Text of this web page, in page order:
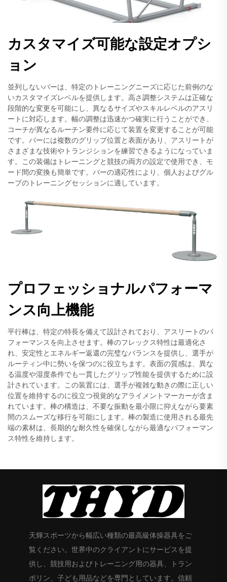
カスタマイズ可能な設定オプシ
ョン
並列しないバーは、特定のトレーニングニーズに応じた前例のな
いカスタマイズレベルを提供します。高さ調整システムは正確な
段階的な変更を可能にし、異なるサイズやスキルレベルのアスリ
ートに対応します。幅の調整は迅速かつ確実に行うことができ、
コーチが異なるルーチン要件に応じて装置を変更することが可能
です。バーには複数のグリップ位置と表面があり、アスリートが
さまざまな技術やトランジションを練習できるようになっていま
す。この装備はトレーニングと競技の両方の設定で使用でき、モ
ード間の変換も簡単です。バーの適応性により、個人およびグル
ープのトレーニングセッションに適しています。
プロフェッショナルパフォーマ
ンス向上機能
平行棒は、特定の特長を備えて設計されており、アスリートのパ
フォーマンスを向上させます。棒のフレックス特性は最適化さ
れ、安定性とエネルギー返還の完璧なバランスを提供し、選手が
ルーティン中に勢いを保つのに役立ちます。表面の質感は、異な
る温度や湿度条件でも一貫したグリップ性能を提供するために設
計されています。この装置には、選手が複雑な動きの際に正しい
位置を維持するのに役立つ視覚的なアライメントマーカーが含ま
れています。棒の構造は、不要な振動を最小限に抑えながら要素
間のスムーズな移行を可能にします。棒の製造に使用される最先
端の素材は、長期的な耐久性を確保しながら最適なパフォーマン
ス特性を維持します。
天輝スポーツから幅広い種類の最高級体操器具をご
覧ください。世界中のクライアントにサービスを提
供し、競技用およびトレーニング用の器具、トラン
ポリン、子ども用品などを専門としています。信頼